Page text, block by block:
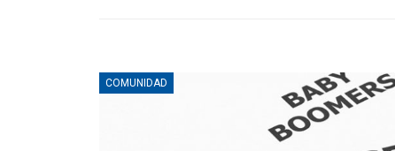
COMUNIDAD